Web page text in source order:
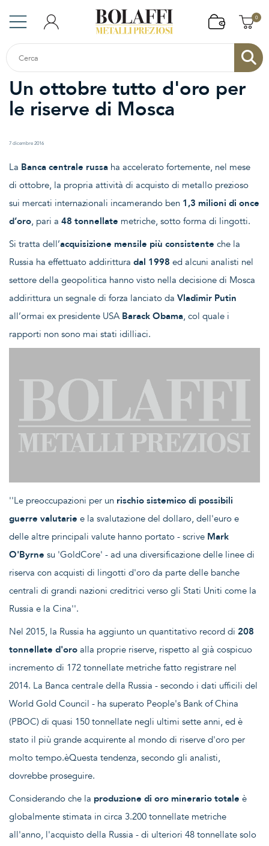
0
Un ottobre tutto d'oro per
le riserve di Mosca
7 dicembre 2016
La Banca centrale russa ha accelerato fortemente, nel mese
di ottobre, la propria attività di acquisto di metallo prezioso
sui mercati internazionali incamerando ben 1,3 milioni di once
d’oro, pari a 48 tonnellate metriche, sotto forma di lingotti.
Si tratta dell’acquisizione mensile più consistente che la
Russia ha effettuato addirittura dal 1998 ed alcuni analisti nel
settore della geopolitica hanno visto nella decisione di Mosca
addirittura un segnale di forza lanciato da Vladimir Putin
all’ormai ex presidente USA Barack Obama, col quale i
rapporti non sono mai stati idilliaci.
''Le preoccupazioni per un rischio sistemico di possibili
guerre valutarie e la svalutazione del dollaro, dell'euro e
delle altre principali valute hanno portato - scrive Mark
O'Byrne su 'GoldCore' - ad una diversificazione delle linee di
riserva con acquisti di lingotti d'oro da parte delle banche
centrali di grandi nazioni creditrici verso gli Stati Uniti come la
Russia e la Cina''.
Nel 2015, la Russia ha aggiunto un quantitativo record di 208
tonnellate d'oro alla proprie riserve, rispetto al già cospicuo
incremento di 172 tonnellate metriche fatto registrare nel
2014. La Banca centrale della Russia - secondo i dati ufficili del
World Gold Council - ha superato People's Bank of China
(PBOC) di quasi 150 tonnellate negli ultimi sette anni, ed è
stato il più grande acquirente al mondo di riserve d'oro per
molto tempo.èQuesta tendenza, secondo gli analisti,
dovrebbe proseguire.
Considerando che la produzione di oro minerario totale è
globalmente stimata in circa 3.200 tonnellate metriche
all'anno, l'acquisto della Russia - di ulteriori 48 tonnellate solo